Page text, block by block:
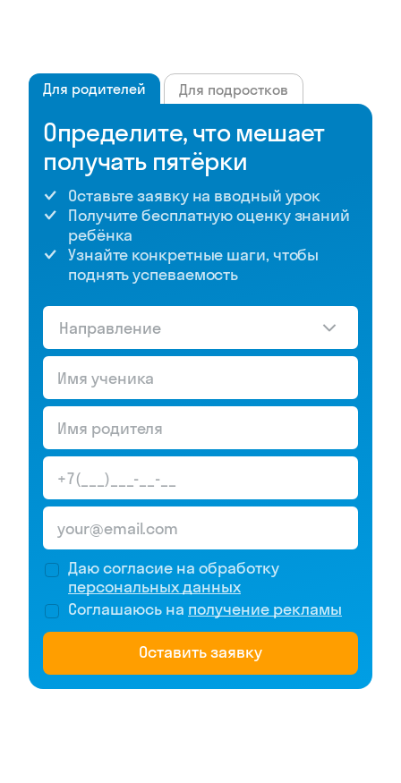
Для родителей Для подростков
Определите, что мешает
получать пятёрки
Оставьте заявку на вводный урок
Получите бесплатную оценку знаний
ребёнка
Узнайте конкретные шаги, чтобы
поднять успеваемость
Направление
Даю согласие на обработку
персональных данных
Соглашаюсь на получение рекламы
Оставить заявку